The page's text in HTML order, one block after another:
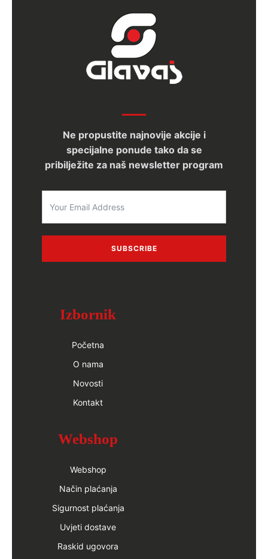
Ne propustite najnovije akcije i
specijalne ponude tako da se
pribilježite za naš newsletter program
SUBSCRIBE
Izbornik
Početna
O nama
Novosti
Kontakt
Webshop
Webshop
Način plaćanja
Sigurnost plaćanja
Uvjeti dostave
Raskid ugovora